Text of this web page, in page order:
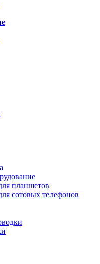
планшетов
сотовых телефонов